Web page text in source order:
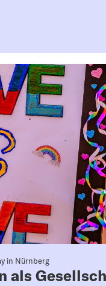
in Nürnberg
als